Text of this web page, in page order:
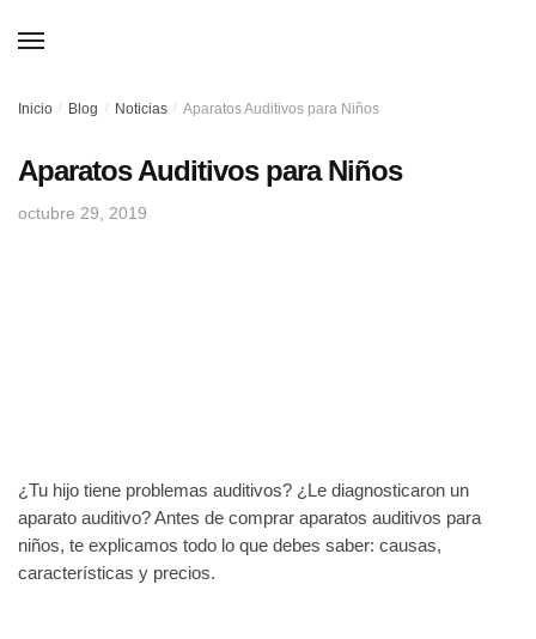
Inicio / Blog / Noticias / Aparatos Auditivos para Niños
Aparatos Auditivos para Niños
octubre 29, 2019
¿Tu hijo tiene problemas auditivos? ¿Le diagnosticaron un
aparato auditivo? Antes de comprar aparatos auditivos para
niños, te explicamos todo lo que debes saber: causas,
características y precios.